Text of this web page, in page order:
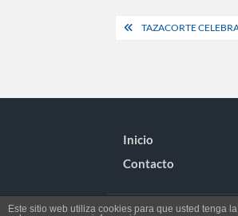
Navegación
TAZACORTE
Inicio
Contacto
Este sitio web utiliza cookies para que usted tenga